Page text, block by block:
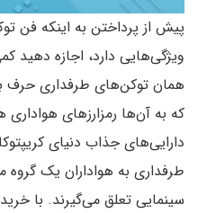
که به آن‌ها رمزارزهای
دارایی‌های جذاب دنیای
طرفداری به هواداران یک گروه
سینمایی تعلق می‌گیرند. با